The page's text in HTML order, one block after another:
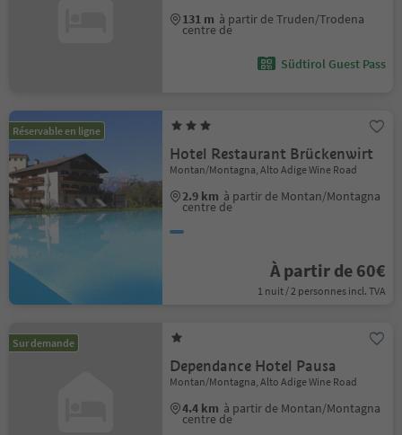
131 m à partir de Truden/Trodena
centre de
Südtirol Guest Pass
Réservable en ligne
Hotel Restaurant Brückenwirt
Montan/Montagna, Alto Adige Wine Road
2.9 km à partir de Montan/Montagna
centre de
À partir de 60€
1 nuit / 2 personnes incl. TVA
Sur demande
Dependance Hotel Pausa
Montan/Montagna, Alto Adige Wine Road
4.4 km à partir de Montan/Montagna
centre de